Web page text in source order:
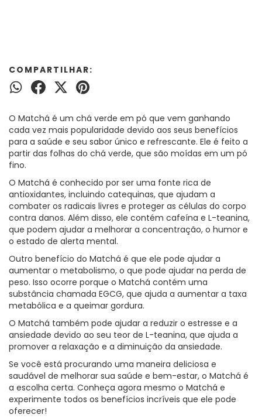
COMPARTILHAR:
O Matchá é um chá verde em pó que vem ganhando
cada vez mais popularidade devido aos seus benefícios
para a saúde e seu sabor único e refrescante. Ele é feito a
partir das folhas do chá verde, que são moídas em um pó
fino.
O Matchá é conhecido por ser uma fonte rica de
antioxidantes, incluindo catequinas, que ajudam a
combater os radicais livres e proteger as células do corpo
contra danos. Além disso, ele contém cafeína e L-teanina,
que podem ajudar a melhorar a concentração, o humor e
o estado de alerta mental.
Outro benefício do Matchá é que ele pode ajudar a
aumentar o metabolismo, o que pode ajudar na perda de
peso. Isso ocorre porque o Matchá contém uma
substância chamada EGCG, que ajuda a aumentar a taxa
metabólica e a queimar gordura.
O Matchá também pode ajudar a reduzir o estresse e a
ansiedade devido ao seu teor de L-teanina, que ajuda a
promover a relaxação e a diminuição da ansiedade.
Se você está procurando uma maneira deliciosa e
saudável de melhorar sua saúde e bem-estar, o Matchá é
a escolha certa. Conheça agora mesmo o Matchá e
experimente todos os benefícios incríveis que ele pode
oferecer!